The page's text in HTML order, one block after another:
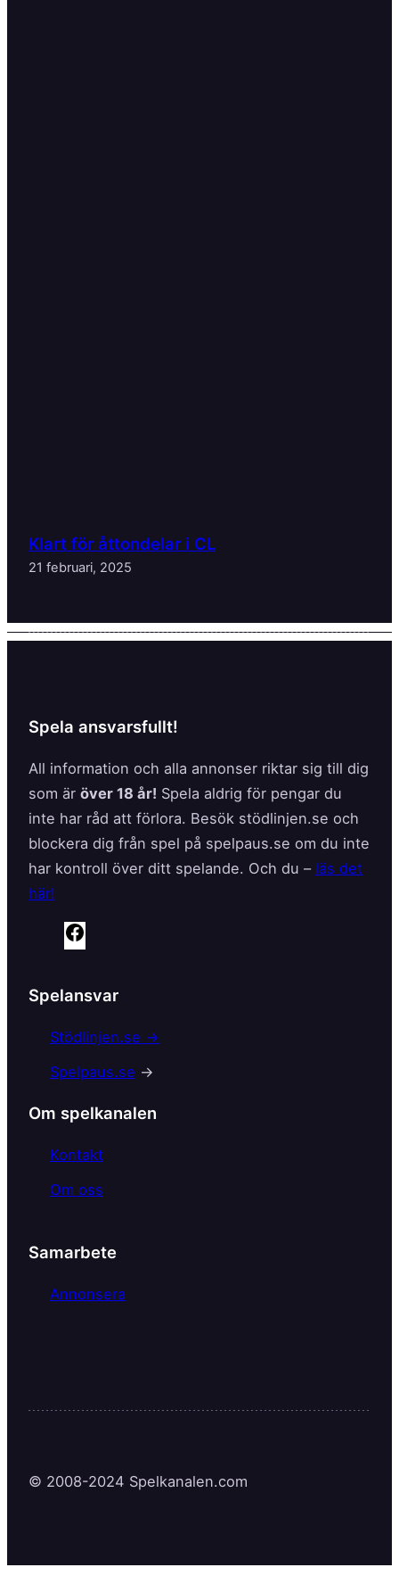
Klart för åttondelar i CL
21 februari, 2025
Spela ansvarsfullt!
All information och alla annonser riktar sig till dig
som är över 18 år! Spela aldrig för pengar du
inte har råd att förlora. Besök stödlinjen.se och
blockera dig från spel på spelpaus.se om du inte
har kontroll över ditt spelande. Och du – läs det
här!
e
b
o
k
Spelansvar
Stödlinjen.se →
Spelpaus.se →
Om spelkanalen
Kontakt
Om oss
Samarbete
Annonsera
© 2008-2024 Spelkanalen.com